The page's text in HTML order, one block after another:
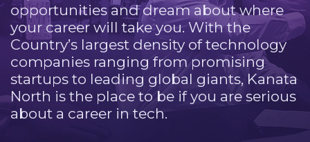
opportunities and dream about where
your career will take you. With the
Country’s largest density of technology
companies ranging from promising
startups to leading global giants, Kanata
North is the place to be if you are serious
about a career in tech.